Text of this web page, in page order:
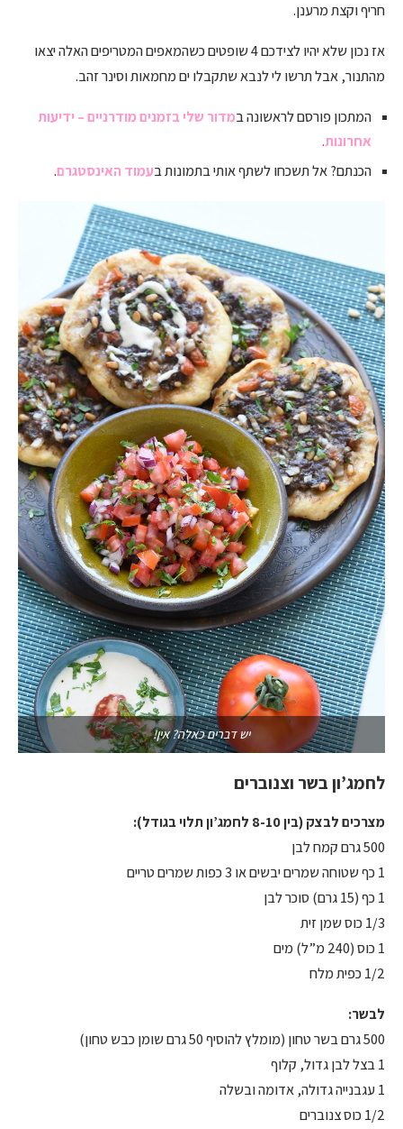
חריף וקצת מרענן.
אז נכון
שלא יהיו לצידכם 4 שופטים כשהמאפים המטריפים האלה יצאו
מהתנור, אבל תרשו לי לנבא שתקבלו ים מחמאות וסינר זהב.
המתכון פורסם לראשונה במדור שלי בזמנים מודרניים – ידיעות
אחרונות.
הכנתם? אל תשכחו לשתף אותי בתמונות בעמוד האינסטגרם.
יש דברים כאלה? אין!
לחמג’ון בשר וצנוברים
מצרכים לבצק (בין 8-10 לחמג’ון תלוי בגודל):
500 גרם קמח לבן
1 כף שטוחה שמרים יבשים או 3 כפות שמרים טריים
1 כף (15 גרם) סוכר לבן
1/3 כוס שמן זית
1 כוס (240 מ”ל) מים
1/2 כפית מלח
לבשר:
500 גרם בשר טחון (מומלץ להוסיף 50 גרם שומן כבש טחון)
1 בצל לבן גדול, קלוף
1 עגבנייה גדולה, אדומה ובשלה
1/2 כוס צנוברים